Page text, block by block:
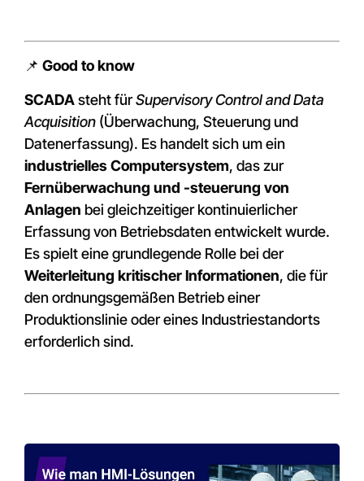
📌 Good to know
SCADAsteht fürSupervisory Control and Data
Acquisition (Überwachung, Steuerung und
Datenerfassung). Es handelt sich um ein
industrielles Computersystem, das zur
Fernüberwachung und -steuerung von
Anlagen bei gleichzeitiger kontinuierlicher
Erfassung von Betriebsdaten entwickelt wurde.
Es spielt eine grundlegende Rolle bei der
Weiterleitung kritischer Informationen, die für
den ordnungsgemäßen Betrieb einer
Produktionslinie oder eines Industriestandorts
erforderlich sind.